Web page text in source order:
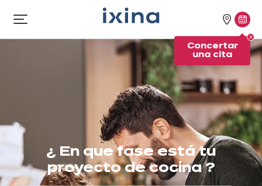
Abrir
el
tiendas
una
cita
Concertar
una cita
¿ En que fase está tu
proyectode cocina ?